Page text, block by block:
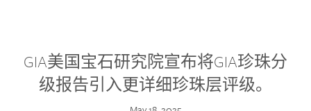
GIA美国宝石研究院宣布将GIA珍珠分
级报告引入更详细珍珠层评级。